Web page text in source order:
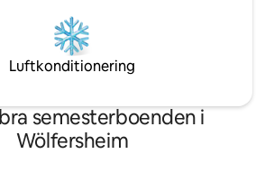
Luftkonditionering
semesterboenden i
Wölfersheim